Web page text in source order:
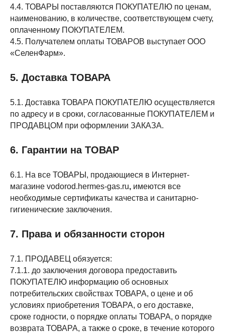
4.4. ТОВАРЫ поставляются ПОКУПАТЕЛЮ по ценам,
наименованию, в количестве, соответствующем счету,
оплаченному ПОКУПАТЕЛЕМ.
4.5. Получателем оплаты ТОВАРОВ выступает ООО
«СеленФарм».
5. Доставка ТОВАРА
5.1. Доставка ТОВАРА ПОКУПАТЕЛЮ осуществляется
по адресу и в сроки, согласованные ПОКУПАТЕЛЕМ и
ПРОДАВЦОМ при оформлении ЗАКАЗА.
6. Гарантии на ТОВАР
6.1. На все ТОВАРЫ, продающиеся в Интернет-
магазине vodorod.hermes-gas.ru, имеются все
необходимые сертификаты качества и санитарно-
гигиенические заключения.
7. Права и обязанности сторон
7.1. ПРОДАВЕЦ обязуется:
7.1.1. до заключения договора предоставить
ПОКУПАТЕЛЮ информацию об основных
потребительских свойствах ТОВАРА, о цене и об
условиях приобретения ТОВАРА, о его доставке,
сроке годности, о порядке оплаты ТОВАРА, о порядке
возврата ТОВАРА, а также о сроке, в течение которого